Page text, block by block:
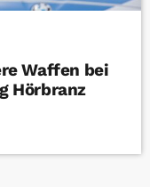
Waffen bei
Hörbranz